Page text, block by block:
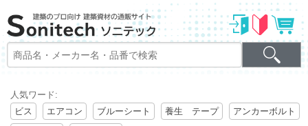
人気ワード:
ビス
エアコン ブルーシート 養生 テープ
アンカーボルト